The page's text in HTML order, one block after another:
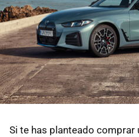
Si te has planteado